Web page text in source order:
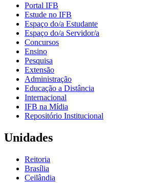
Portal IFB
Estude no IFB
Espaço do/a Estudante
Espaço do/a Servidor/a
Concursos
Ensino
Pesquisa
Extensão
Administração
Educação a Distância
Internacional
IFB na Mídia
Repositório Institucional
Unidades
Reitoria
Brasília
Ceilândia